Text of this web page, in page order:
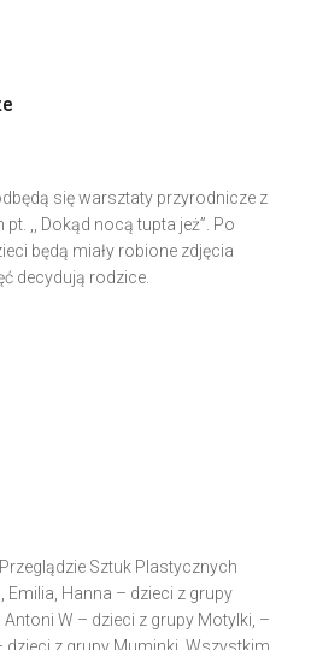
się warsztaty przyrodnicze z
,, Dokąd nocą tupta jeż”. Po
będą miały robione zdjęcia
decydują rodzice.
Sztuk Plastycznych
Emilia, Hanna – dzieci z grupy
W – dzieci z grupy Motylki, –